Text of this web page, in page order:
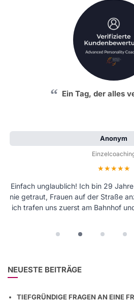
Ein Tag, der alles
Anonym
Einfach unglaublich! Ich bin 29
nie getraut, Frauen auf der Straße
ich trafen uns zuerst am Bahnhof
NEUESTE BEITRÄGE
TIEFGRÜNDIGE FRAGEN AN EINE